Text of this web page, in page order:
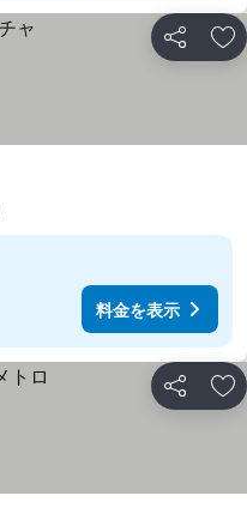
シェア お
料金を表示
シェア お